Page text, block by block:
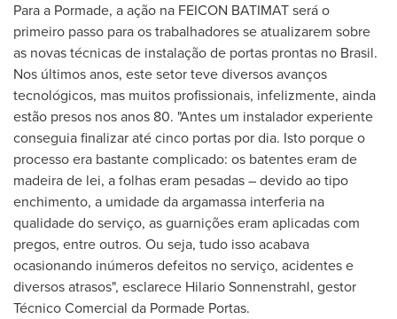
Para a Pormade, a ação na FEICON BATIMAT será o
primeiro passo para os trabalhadores se atualizarem sobre
as novas técnicas de instalação de portas prontas no Brasil.
Nos últimos anos, este setor teve diversos avanços
tecnológicos, mas muitos profissionais, infelizmente, ainda
estão presos nos anos 80. "Antes um instalador experiente
conseguia finalizar até cinco portas por dia. Isto porque o
processo era bastante complicado: os batentes eram de
madeira de lei, a folhas eram pesadas – devido ao tipo
enchimento, a umidade da argamassa interferia na
qualidade do serviço, as guarnições eram aplicadas com
pregos, entre outros. Ou seja, tudo isso acabava
ocasionando inúmeros defeitos no serviço, acidentes e
diversos atrasos", esclarece Hilario Sonnenstrahl, gestor
Técnico Comercial da Pormade Portas.